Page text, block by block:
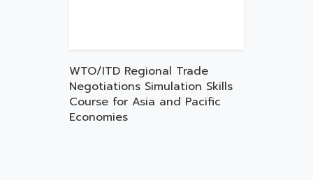
WTO/ITD Regional Trade
Negotiations Simulation Skills
Course for Asia and Pacific
Economies